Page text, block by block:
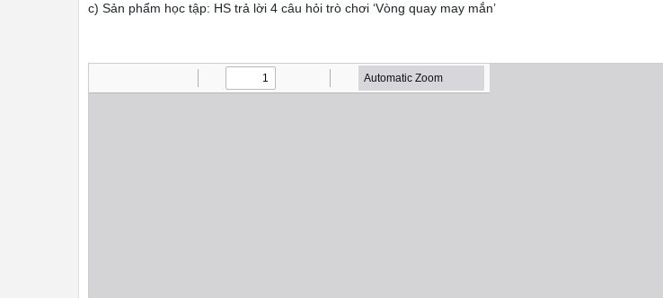
c) Sản phẩm học tập: HS trả lời 4 câu hỏi trò chơi ‘Vòng quay may mắn’